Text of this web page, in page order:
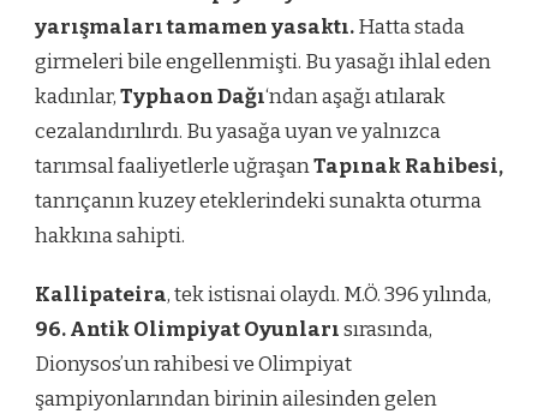
yarışmaları tamamen yasaktı.Hatta stada
girmeleri bile engellenmişti. Bu yasağı ihlal eden
kadınlar,Typhaon Dağı‘ndan aşağı atılarak
cezalandırılırdı. Bu yasağa uyan ve yalnızca
tarımsal faaliyetlerle uğraşanTapınak Rahibesi,
tanrıçanın kuzey eteklerindeki sunakta oturma
hakkına sahipti.
Kallipateira, tek istisnai olaydı. M.Ö. 396 yılında,
96. Antik Olimpiyat Oyunlarısırasında,
Dionysos’un rahibesi ve Olimpiyat
şampiyonlarından birinin ailesinden gelen